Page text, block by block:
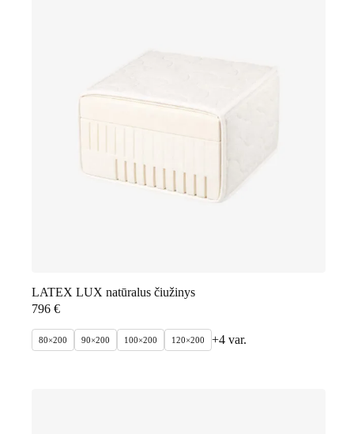
LATEX LUX natūralus čiužinys
796 €
80×200 90×200 100×200 120×200 +4 var.